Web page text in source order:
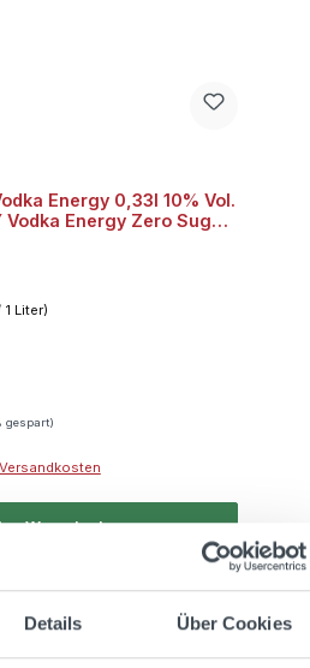
Details Über Cookies
Energy 0,33l 10% Vol.
Vodka Energy Zero Sugar
1 Liter)
gespart)
Warenkorb